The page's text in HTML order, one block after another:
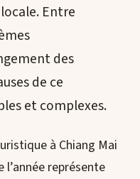
Entre
des
de ce
et complexes.
à Chiang Mai
représente